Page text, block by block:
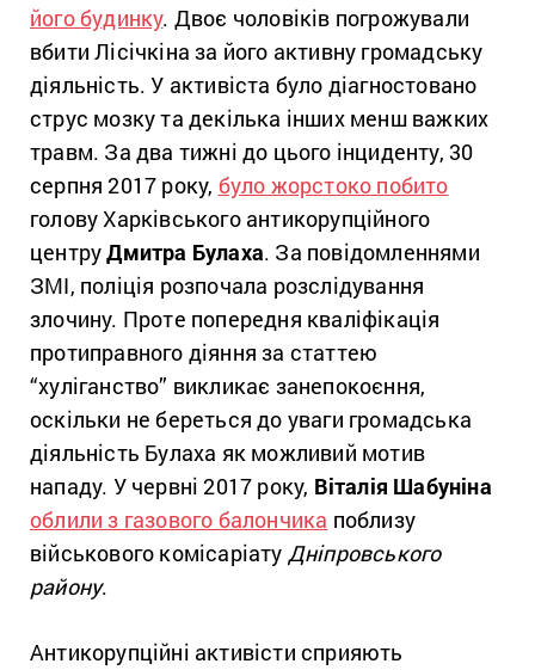
його будинку. Двоє чоловіків погрожували
вбити Лісічкіна за його активну громадську
діяльність. У активіста було діагностовано
струс мозку та декілька інших менш важких
травм. За два тижні до цього інциденту, 30
серпня 2017 року, було жорстоко побито
голову Харківського антикорупційного
центруДмитра Булаха. За повідомленнями
ЗМІ, поліція розпочала розслідування
злочину. Проте попередня кваліфікація
протиправного діяння за статтею
“хуліганство” викликає занепокоєння,
оскільки не береться до уваги громадська
діяльність Булаха як можливий мотив
нападу. У червні 2017 року, Віталія Шабуніна
облили з газового балончика поблизу
військового комісаріату Дніпровського
району.
Антикорупційні активісти сприяють